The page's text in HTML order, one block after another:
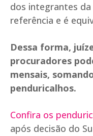
dos integrantes
referência e é
Dessa forma,
procuradores
mensais,
penduricalhos.
Confira os
após decisão do